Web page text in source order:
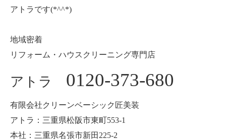
アトラです(*^^*)
地域密着
リフォーム・ハウスクリーニング専門店
アトラ 0120-373-680
有限会社クリーンベーシック匠美装
アトラ：三重県松阪市東町553-1
本社：三重県名張市新田225-2